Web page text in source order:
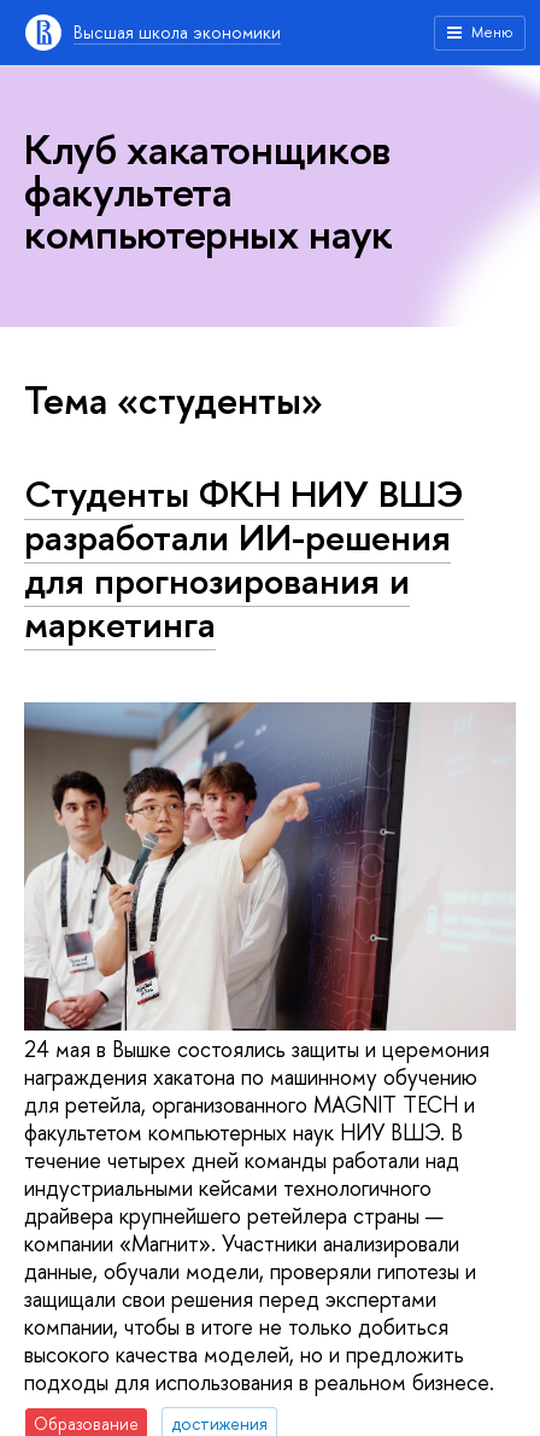
Высшая школа экономики Меню
Клуб хакатонщиков
факультета
компьютерных наук
Тема «студенты»
Студенты ФКН НИУ ВШЭ
разработали ИИ-решения
для прогнозирования и
маркетинга
24 мая в Вышке состоялись защиты и церемония
награждения хакатона по машинному обучению
для ретейла, организованного MAGNIT TECH и
факультетом компьютерных наук НИУ ВШЭ. В
течение четырех дней команды работали над
индустриальными кейсами технологичного
драйвера крупнейшего ретейлера страны —
компании «Магнит». Участники анализировали
данные, обучали модели, проверяли гипотезы и
защищали свои решения перед экспертами
компании, чтобы в итоге не только добиться
высокого качества моделей, но и предложить
подходы для использования в реальном бизнесе.
Образование
достижения